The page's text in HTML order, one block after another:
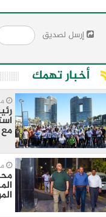
إرسل لصديقFacebook
أخبار تهمك